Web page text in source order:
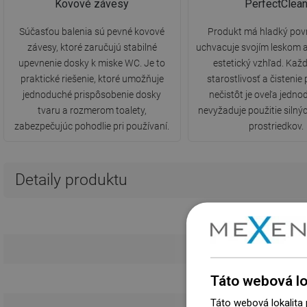
Kovové závesy
Súčasťou balenia sú pevné kovové
závesy, ktoré zaručujú stabilné
upevnenie dosky k miske WC. Je to
praktické riešenie, ktoré umožňuje
jednoduché prispôsobenie dosky
tvaru a rozmerom toalety,
zabezpečujúc pohodlie pri používaní.
PerfectClean
Produkt má hladký
uchvacuje svojím leskom
estetický vzhľad.
starostlivosť a čistenie
nečistôt je oveľa
nevyžaduje použitie
prostriedkov.
Detaily produktu
Táto webová
Táto webová lokalita